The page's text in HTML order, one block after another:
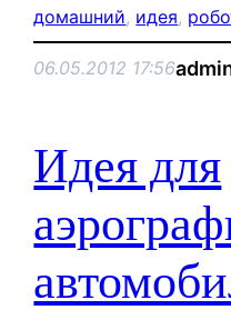
домашний, идея,
06.05.2012 17:56
Идея для